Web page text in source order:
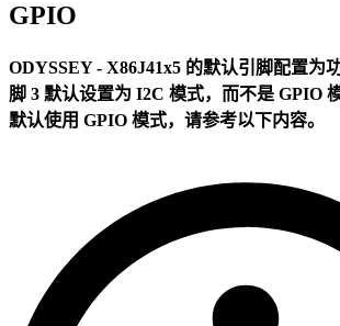
GPIO
ODYSSEY - X86J41x5 的默认引脚配置为
脚 3 默认设置为 I2C 模式，而不是 GPIO
默认使用 GPIO 模式，请参考以下内容。